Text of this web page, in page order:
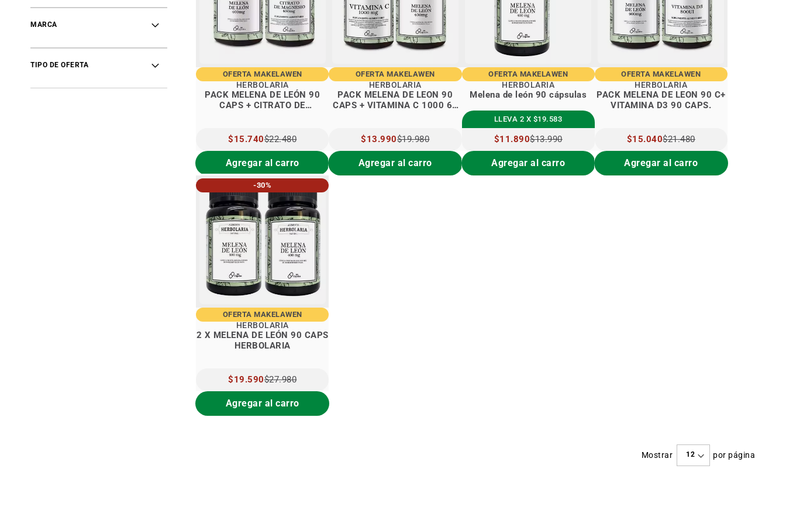
OFERTA MAKELAWEN
PACK MELENA DE LEÓN 90
CAPS + CITRATO DE
HERBOLARIA
PRECIO
ESPECIAL
$15.740$22.480
Agregar al carro
OFERTA MAKELAWEN
PACK MELENA DE LEON 90
CAPS + VITAMINA C 1000 60
HERBOLARIA
PRECIO
ESPECIAL
$13.990$19.980
Agregar al carro
OFERTA MAKELAWEN
Melena de león 90 cápsulas
HERBOLARIA
LLEVA 2 X $19.583
PRECIO
ESPECIAL
$11.890$13.990
Agregar al carro
OFERTA MAKELAWEN
PACK MELENA DE LEON 90 C+
VITAMINA D3 90 CAPS.
HERBOLARIA
PRECIO
ESPECIAL
$15.040$21.480
Agregar al carro
-30%
OFERTA MAKELAWEN
2 X MELENA DE LEÓN 90 CAPS
HERBOLARIA
HERBOLARIA
PRECIO
ESPECIAL
$19.590$27.980
Agregar al carro
Mostrar por página
MARCA
TIPO DE OFERTA